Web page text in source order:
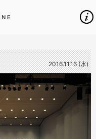
2016.11.16 (水)